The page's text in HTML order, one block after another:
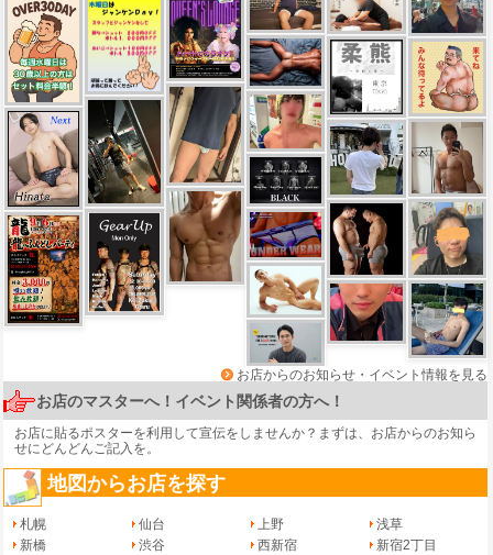
お店からのお知らせ・イベント情報を見る
お店のマスターへ！イベント関係者の方へ！
お店に貼るポスターを利用して宣伝をしませんか？まずは、 お店からのお知ら
せにどんどんご記入を。
地図からお店を探す
札幌 仙台 上野
浅草
新橋
渋谷 西新宿
新宿2丁目